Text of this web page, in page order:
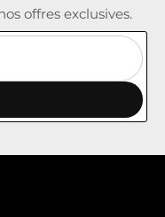
offres exclusives.